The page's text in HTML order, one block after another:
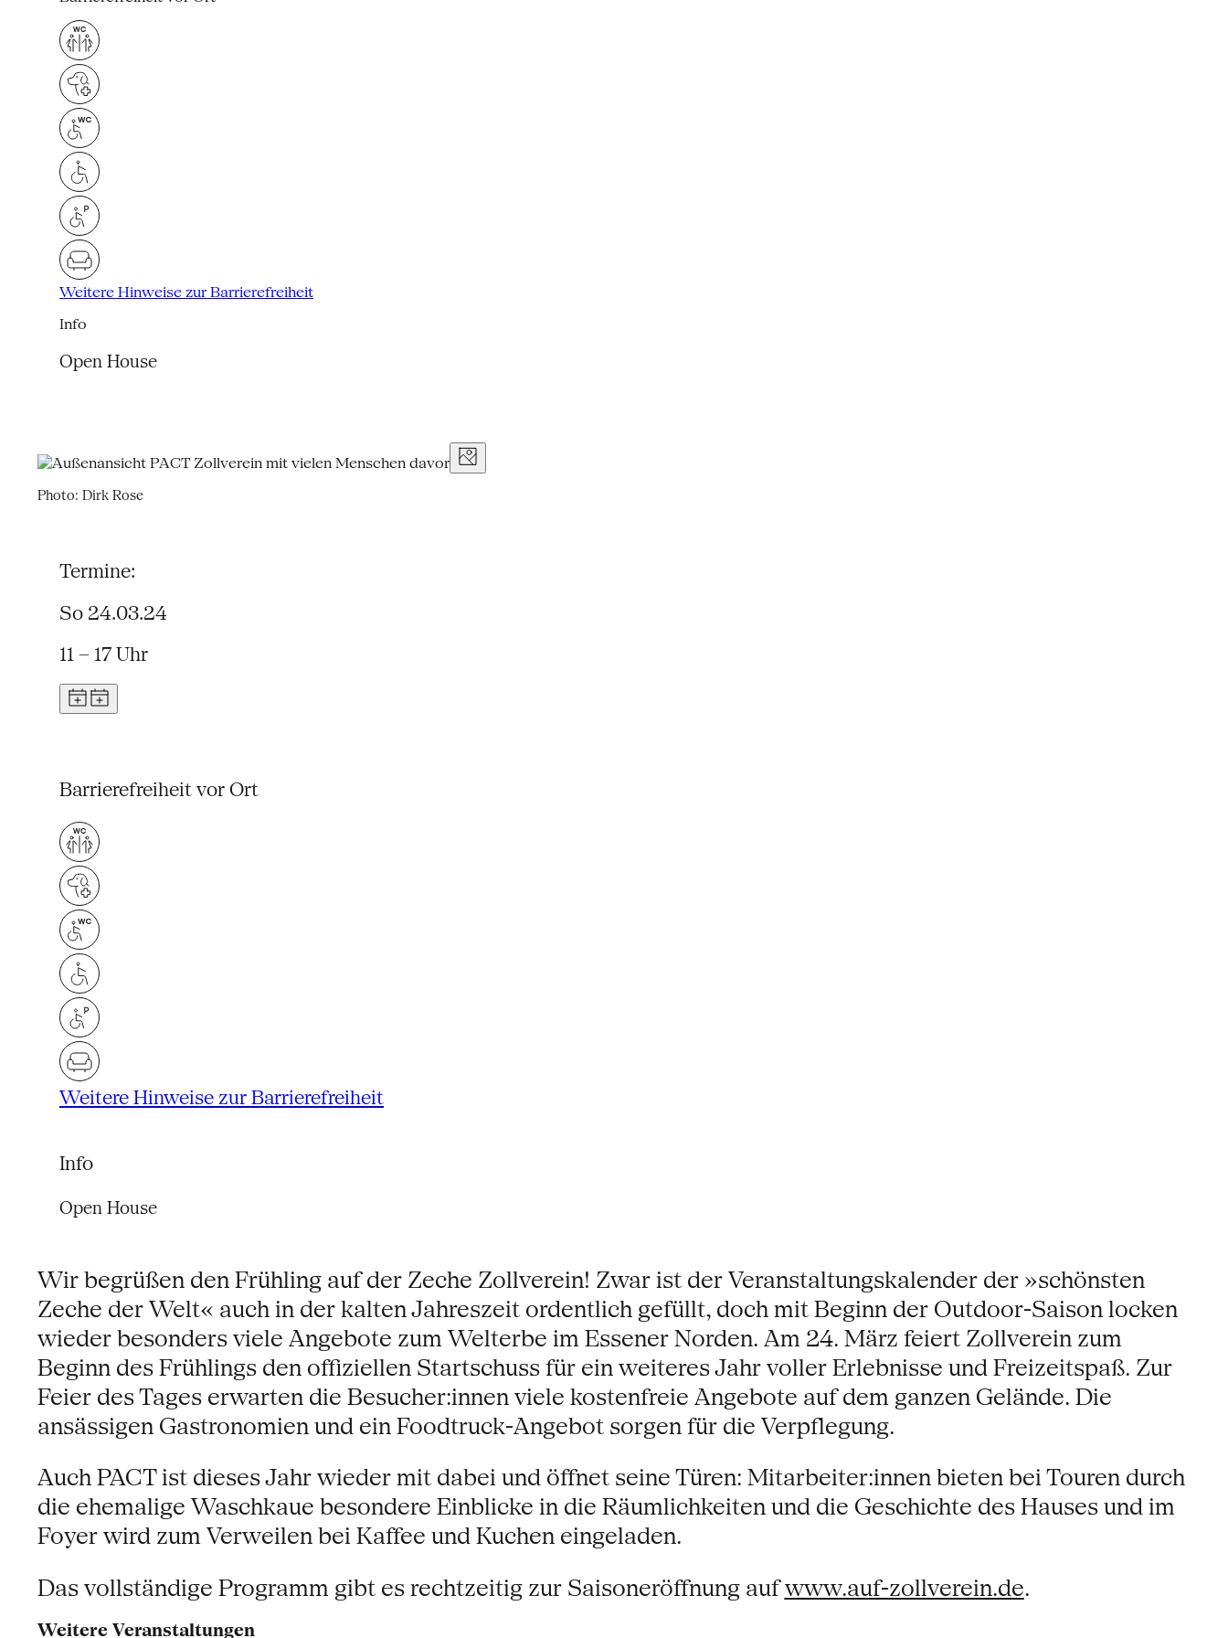
Weitere Hinweise zur Barrierefreiheit
Info
Open House
Photo: Dirk Rose
Termine:
So 24.03.24
11 – 17 Uhr
Barrierefreiheit vor Ort
Weitere Hinweise zur Barrierefreiheit
Info
Open House
Wir begrüßen den Frühling auf der Zeche Zollverein! Zwar ist der Veranstaltungskalender der »schönsten
Zeche der Welt« auch in der kalten Jahreszeit ordentlich gefüllt, doch mit Beginn der Outdoor-Saison locken
wieder besonders viele Angebote zum Welterbe im Essener Norden. Am 24. März feiert Zollverein zum
Beginn des Frühlings den offiziellen Startschuss für ein weiteres Jahr voller Erlebnisse und Freizeitspaß. Zur
Feier des Tages erwarten die Besucher:innen viele kostenfreie Angebote auf dem ganzen Gelände. Die
ansässigen Gastronomien und ein Foodtruck-Angebot sorgen für die Verpflegung.
Auch PACT ist dieses Jahr wieder mit dabei und öffnet seine Türen: Mitarbeiter:innen bieten bei Touren durch
die ehemalige Waschkaue besondere Einblicke in die Räumlichkeiten und die Geschichte des Hauses und im
Foyer wird zum Verweilen bei Kaffee und Kuchen eingeladen.
Das vollständige Programm gibt es rechtzeitig zur Saisoneröffnung aufwww.auf-zollverein.de.
Weitere Veranstaltungen